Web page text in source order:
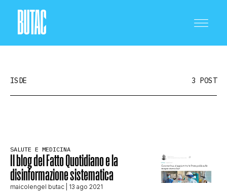
SCIENZA E TECNOLOGIA
ISDE 3 POST
SALUTE E MEDICINA
Il blog del Fatto Quotidiano e la
disinformazione sistematica
maicolengel butac | 13 ago 2021